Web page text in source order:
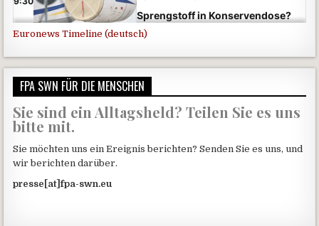
Euronews Timeline (deutsch)
FPA SWN FÜR DIE MENSCHEN
Sie sind ein Alltagsheld? Teilen Sie es uns
bitte mit.
Sie möchten uns ein Ereignis berichten? Senden Sie es uns, und
wir berichten darüber.
presse[at]fpa-swn.eu